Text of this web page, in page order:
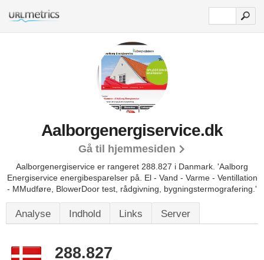
Aalborgenergiservice.dk
Gå til hjemmesiden
Aalborgenergiservice er rangeret 288.827 i Danmark. 'Aalborg
Energiservice energibesparelser på. El - Vand - Varme - Ventillation
- MMudføre, BlowerDoor test, rådgivning, bygningstermografering.'
Analyse Indhold Links Server
288.827